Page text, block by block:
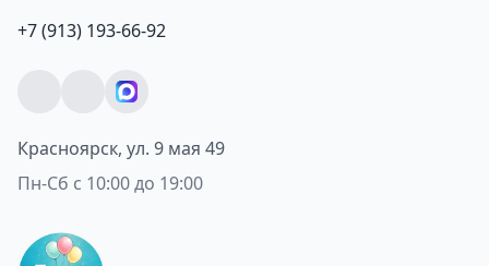
+7 (913) 193-66-92
Красноярск, ул. 9 мая 49
Пн-Сб с 10:00 до 19:00